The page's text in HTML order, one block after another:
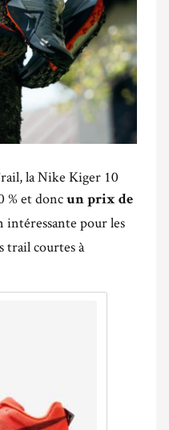
la Nike Kiger 10
% et donc un prix de
pour les
trail courtes à